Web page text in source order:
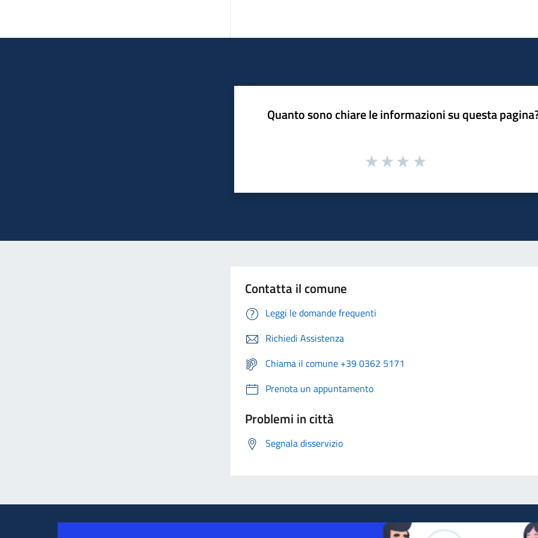
Quanto sono chiare le informazioni su questa
Contatta il comune
Leggi le domande frequenti
Richiedi Assistenza
Chiama il comune +39 0362 5171
Prenota un appuntamento
Problemi in città
Segnala disservizio